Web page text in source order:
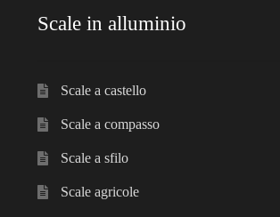
Scale in alluminio
Scale a castello
Scale a compasso
Scale a sfilo
Scale agricole